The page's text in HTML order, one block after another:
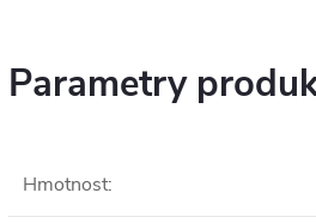
Parametry
Hmotnost: